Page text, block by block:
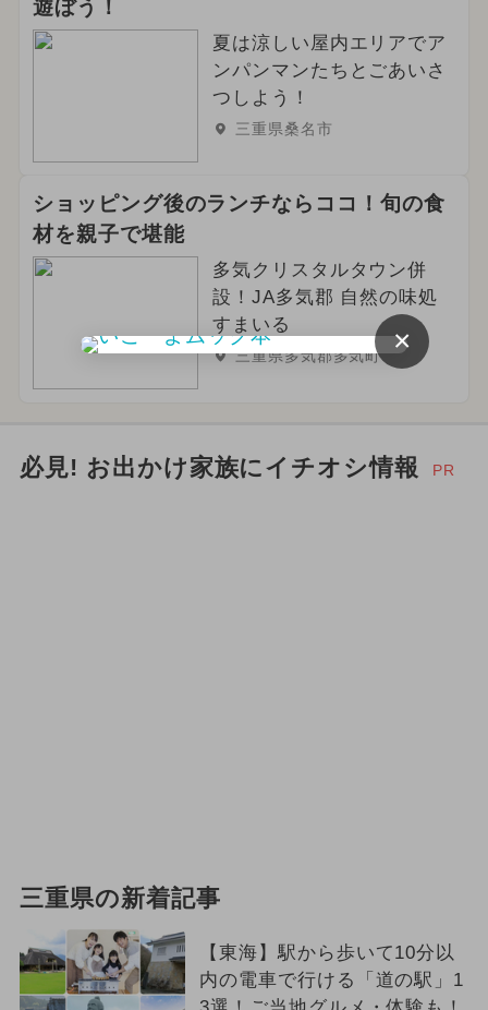
遊ぼう！
夏は涼しい屋内エリアでア
ンパンマンたちとごあいさ
つしよう！
三重県桑名市
ショッピング後のランチならココ！旬の食
材を親子で堪能
多気クリスタルタウン併
設！JA多気郡 自然の味処
すまいる
三重県多気郡多気町
必見! お出かけ家族にイチオシ情報 PR
三重県の新着記事
【東海】駅から歩いて10分以
内の電車で行ける「道の駅」1
×